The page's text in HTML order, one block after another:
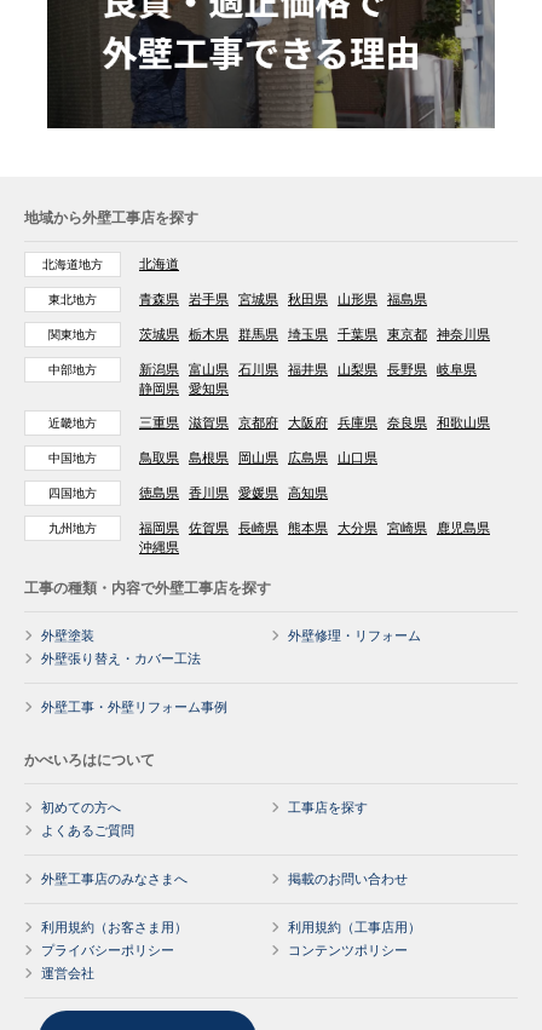
地域から外壁工事店を探す
北海道地方 北海道
東北地方 青森県 岩手県 宮城県 秋田県 山形県 福島県
関東地方 茨城県 栃木県 群馬県 埼玉県 千葉県 東京都 神奈川県
中部地方 新潟県 富山県 石川県 福井県 山梨県 長野県
岐阜県
静岡県
愛知県
近畿地方 三重県 滋賀県 京都府 大阪府 兵庫県 奈良県 和歌山県
中国地方 鳥取県 島根県 岡山県 広島県 山口県
四国地方 徳島県 香川県 愛媛県 高知県
九州地方 福岡県 佐賀県 長崎県 熊本県 大分県 宮崎県
鹿児島県
沖縄県
工事の種類・内容で外壁工事店を探す
外壁塗装
外壁修理・リフォーム
外壁張り替え・カバー工法
外壁工事・外壁リフォーム事例
かべいろはについて
初めての方へ
工事店を探す
よくあるご質問
外壁工事店のみなさまへ 掲載のお問い合わせ
利用規約（お客さま用）
利用規約（工事店用）
プライバシーポリシー
コンテンツポリシー
運営会社